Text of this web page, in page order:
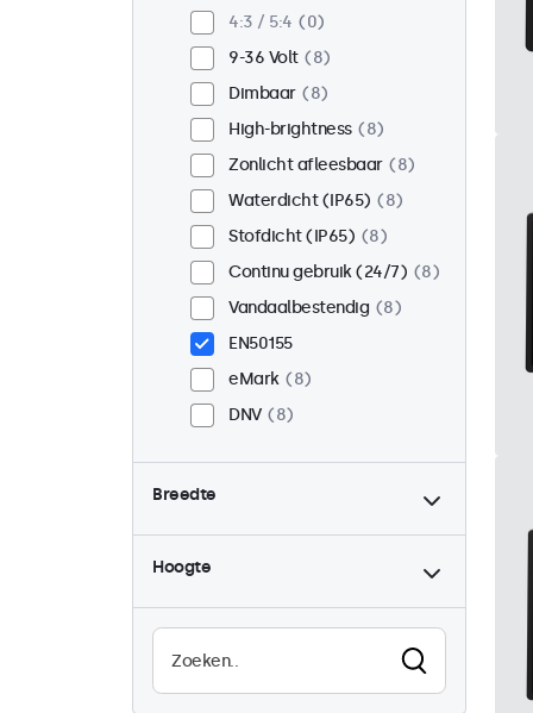
VESA 75 x 75
VESA 100 x 100
4:3 / 5:4
0
9-36 Volt
8
Dimbaar
8
High-brightness
8
Zonlicht afleesbaar
8
Waterdicht (IP65)
8
Stofdicht (IP65)
8
Continu gebruik (24/7)
8
Vandaalbestendig
8
EN50155
eMark
8
DNV
8
Breedte
Hoogte